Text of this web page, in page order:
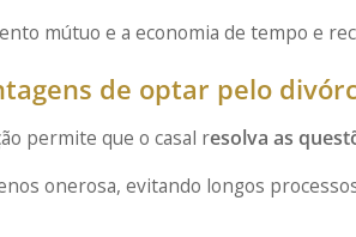
mútuo e a economia de tempo e
de optar pelo
permite que o casal resolva as
onerosa, evitando longos